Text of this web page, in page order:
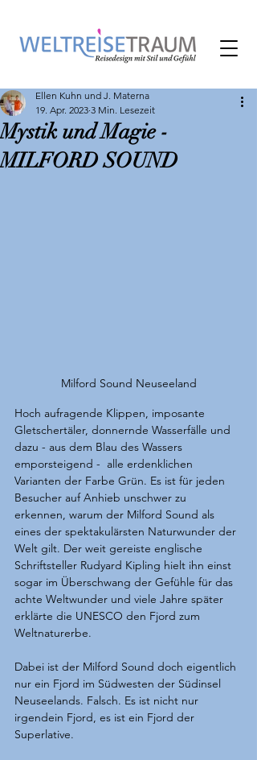
Mystik und Magie -
MILFORD SOUND
Ellen Kuhn und J. Materna
19. Apr. 2023 3 Min. Lesezeit
Milford Sound Neuseeland
Hoch aufragende Klippen, imposante
Gletschertäler, donnernde Wasserfälle und
dazu - aus dem Blau des Wassers
emporsteigend -  alle erdenklichen
Varianten der Farbe Grün. Es ist für jeden
Besucher auf Anhieb unschwer zu
erkennen, warum der Milford Sound als
eines der spektakulärsten Naturwunder der
Welt gilt. Der weit gereiste englische
Schriftsteller Rudyard Kipling hielt ihn einst
sogar im Überschwang der Gefühle für das
achte Weltwunder und viele Jahre später
erklärte die UNESCO den Fjord zum
Weltnaturerbe.
Dabei ist der Milford Sound doch eigentlich
nur ein Fjord im Südwesten der Südinsel
Neuseelands. Falsch. Es ist nicht nur
irgendein Fjord, es ist ein Fjord der
Superlative.